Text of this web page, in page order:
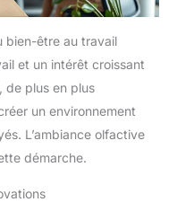
bien-être au travail
et un intérêt croissant
de plus en plus
un environnement
L’ambiance olfactive
démarche.